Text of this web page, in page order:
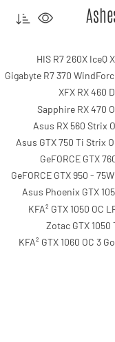
HIS R7 260X IceQ
Gigabyte R7 370
XFX RX 460
Sapphire RX 470
Asus RX 560 Strix
Asus GTX 750 Ti Strix
GeFORCE GTX
GeFORCE GTX 950 - 75W
Asus Phoenix GTX
KFA² GTX 1050 OC
Zotac GTX 1050
KFA² GTX 1060 OC 3 Go